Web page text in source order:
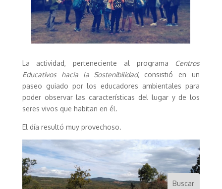
La actividad, perteneciente al programa Centros
Educativos hacia la Sostenibilidad, consistió en un
paseo guiado por los educadores ambientales para
poder observar las características del lugar y de los
seres vivos que habitan en él.
El día resultó muy provechoso.